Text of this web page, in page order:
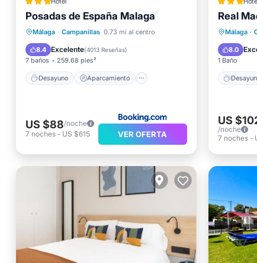
Posadas de España Malaga
Málaga · Campanillas 0.73 mi al centro
8.4 Excelente(4013 Reseñas)
7 baños 259.68 pies²
Desayuno Aparcamiento
Desayuno
Aparcamiento
Piscina
Spa
US $88/noche
7 noches - US $615 VER OFERTA
Real
Málaga ·
8.0
1 Baño
Aire
US
/noche
7 noches-